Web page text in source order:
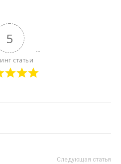
5
статьи
Следующая статья